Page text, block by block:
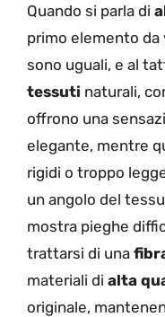
Quando si parla di
primo elemento
sono uguali, e al
tessuti naturali,
offrono una
elegante, mentre
rigidi o troppo
un angolo del
mostra pieghe
trattarsi di una
materiali di alta
originale,